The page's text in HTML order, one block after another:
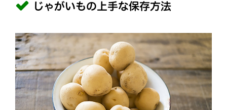
じゃがいもの上手な保存方法